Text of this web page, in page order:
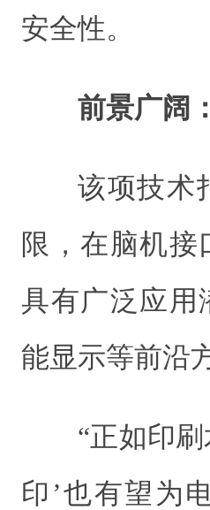
安全性。
前景广阔
该项技术
限，在脑机
具有广泛应用
能显示等前沿
“正如印
印’也有望为